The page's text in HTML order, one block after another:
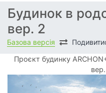
Будинок в
вер. 2
Базова версія
Проєкт будинку